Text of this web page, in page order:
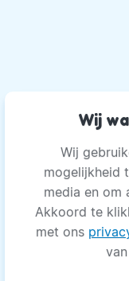
Wij
Wij
mogelijkheid
media en om
Akkoord te
met ons